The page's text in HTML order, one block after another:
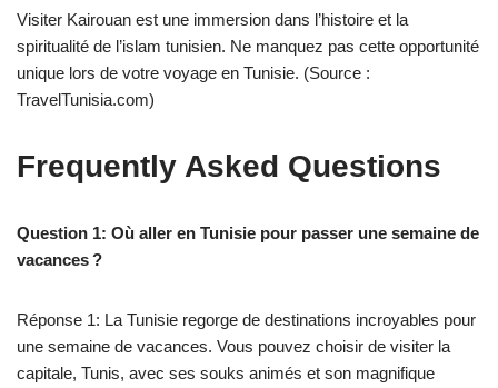
Visiter Kairouan est une immersion dans l’histoire et la
spiritualité de l’islam tunisien. Ne manquez pas cette opportunité
unique lors de votre voyage en Tunisie. (Source :
TravelTunisia.com)
Frequently Asked Questions
Question 1: Où aller en Tunisie pour passer une semaine de
vacances ?
Réponse 1: La Tunisie regorge de destinations incroyables pour
une semaine de vacances. Vous pouvez choisir de visiter la
capitale, Tunis, avec ses souks animés et son magnifique